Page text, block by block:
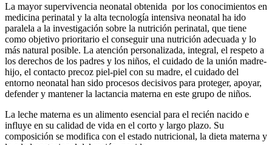
La mayor supervivencia neonatal obtenida por los conocimientos en
medicina perinatal y la alta tecnología intensiva neonatal ha ido
paralela a la investigación sobre la nutrición perinatal, que tiene
como objetivo prioritario el conseguir una nutrición adecuada y lo
más natural posible. La atención personalizada, integral, el respeto a
los derechos de los padres y los niños, el cuidado de la unión madre-
hijo, el contacto precoz piel-piel con su madre, el cuidado del
entorno neonatal han sido procesos decisivos para proteger, apoyar,
defender y mantener la lactancia materna en este grupo de niños.
La leche materna es un alimento esencial para el recién nacido e
influye en su calidad de vida en el corto y largo plazo. Su
composición se modifica con el estado nutricional, la dieta materna y